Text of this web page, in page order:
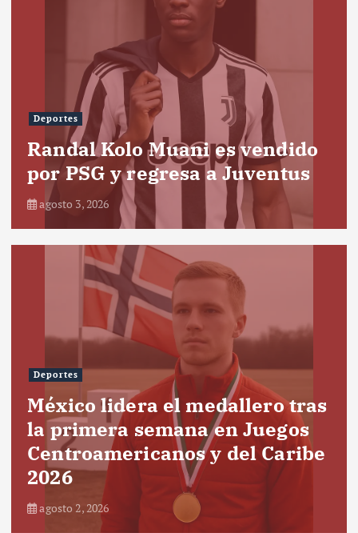
Deportes
Randal Kolo Muani es vendido
por PSG y regresa a Juventus
agosto 3, 2026
Deportes
México lidera el medallero tras
la primera semana en Juegos
Centroamericanos y del Caribe
2026
agosto 2, 2026